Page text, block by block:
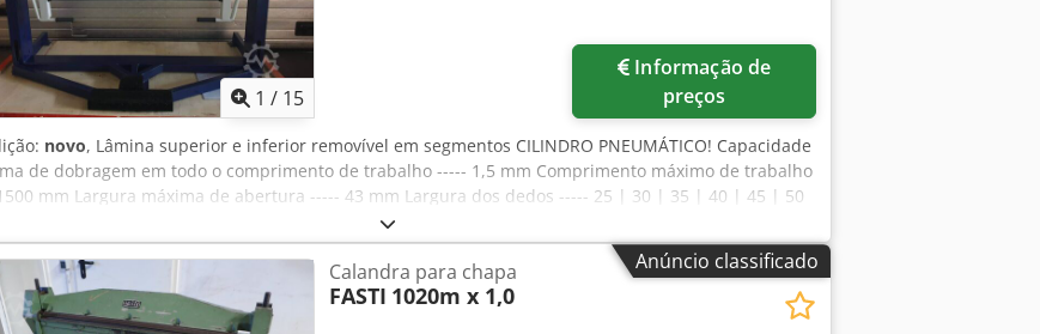
1 / 15
preços
novo, Lâmina superior e inferior removível em segmentos CILINDRO PNEUMÁTICO! Capacidade
de dobragem em todo o comprimento de trabalho ----- 1,5 mm Comprimento máximo de trabalho
mm Largura máxima de abertura ----- 43 mm Largura dos dedos ----- 25 | 30 | 35 | 40 | 45 | 50
| 75 | 100 | 150 | 200 | 2x 250 | 275 mm Cedpfsga T A Sex Abujrf Ângulo máximo de ataque ----- 0 -
----- 450 KG Largura ----- 1820 mm Profundidade ----- 850 mm Altura ----- 1175 mm
Anúncio classificado
Calandra para chapa
FASTI 1020m x 1,0